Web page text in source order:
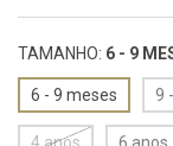
TAMANHO: 6 - 9
6 - 9 meses 9